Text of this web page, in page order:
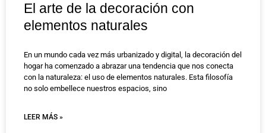
El arte de la decoración con
elementos naturales
En un mundo cada vez más urbanizado y digital, la decoración del
hogar ha comenzado a abrazar una tendencia que nos conecta
con la naturaleza: el uso de elementos naturales. Esta filosofía
no solo embellece nuestros espacios, sino
LEER MÁS »